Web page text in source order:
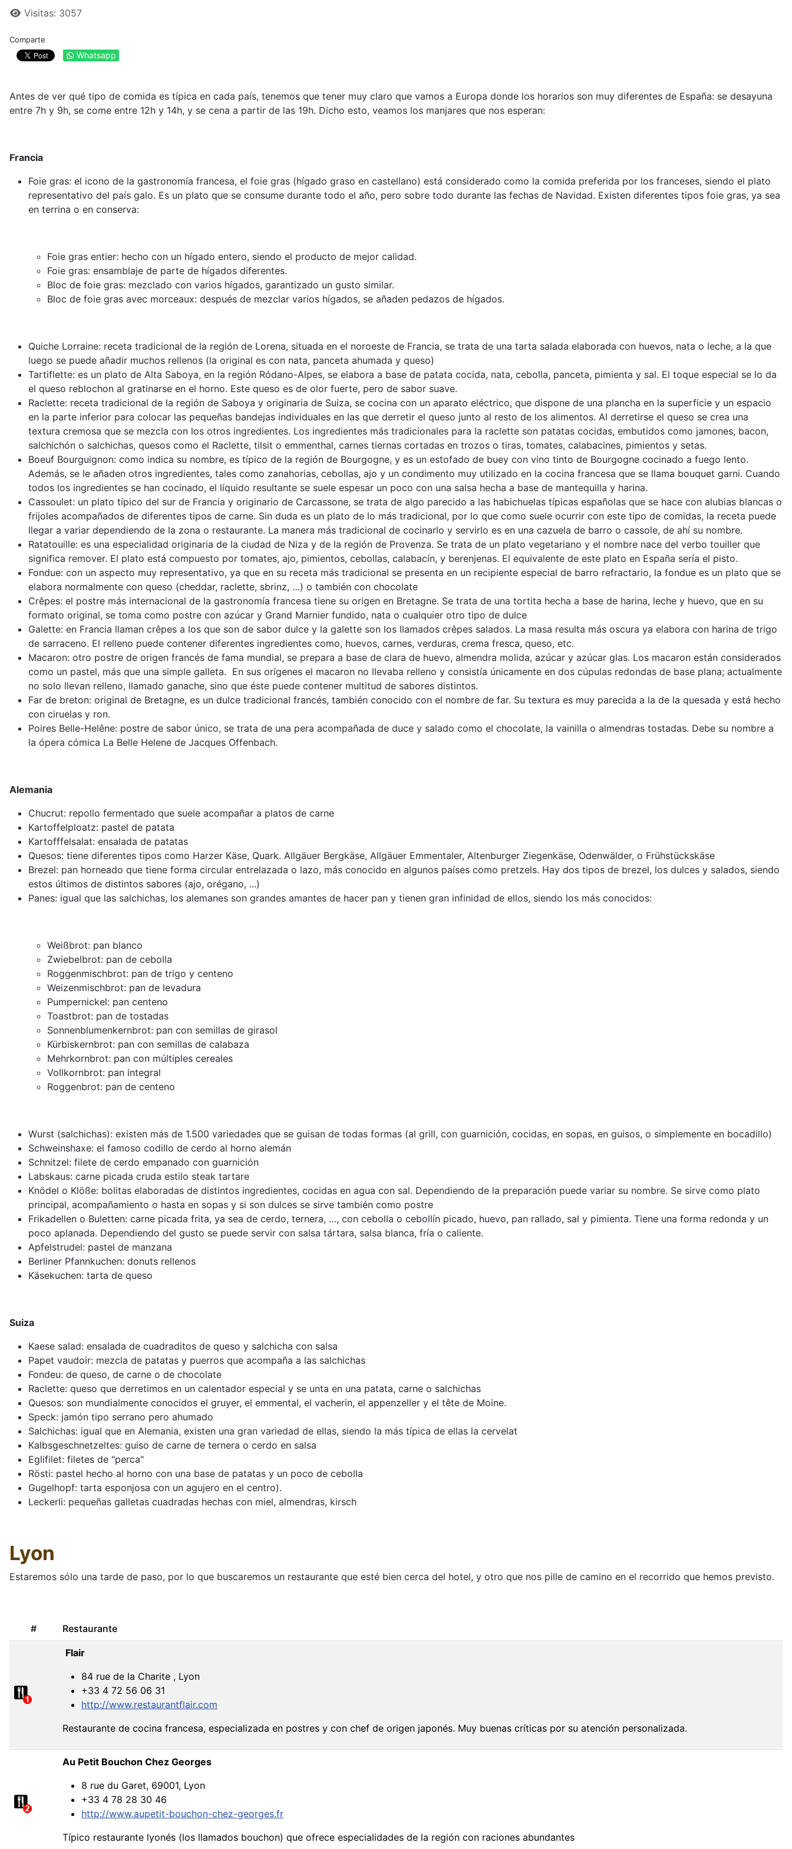
Visitas: 3057
Comparte
Whatsapp
Antes de ver qué tipo de comida es típica en cada país, tenemos que tener muy claro que vamos a Europa donde los horarios son muy diferentes de España: se desayuna
entre 7h y 9h, se come entre 12h y 14h, y se cena a partir de las 19h. Dicho esto, veamos los manjares que nos esperan:
Francia
Foie gras: el icono de la gastronomía francesa, el foie gras (hígado graso en castellano) está considerado como la comida preferida por los franceses, siendo el plato
representativo del país galo. Es un plato que se consume durante todo el año, pero sobre todo durante las fechas de Navidad. Existen diferentes tipos foie gras, ya sea
en terrina o en conserva:
Foie gras entier: hecho con un hígado entero, siendo el producto de mejor calidad.
Foie gras: ensamblaje de parte de hígados diferentes.
Bloc de foie gras: mezclado con varios hígados, garantizado un gusto similar.
Bloc de foie gras avec morceaux: después de mezclar varios hígados, se añaden pedazos de hígados.
Quiche Lorraine: receta tradicional de la región de Lorena, situada en el noroeste de Francia, se trata de una tarta salada elaborada con huevos, nata o leche, a la que
luego se puede añadir muchos rellenos (la original es con nata, panceta ahumada y queso)
Tartiflette: es un plato de Alta Saboya, en la región Ródano-Alpes, se elabora a base de patata cocida, nata, cebolla, panceta, pimienta y sal. El toque especial se lo da
el queso reblochon al gratinarse en el horno. Este queso es de olor fuerte, pero de sabor suave.
Raclette: receta tradicional de la región de Saboya y originaria de Suiza, se cocina con un aparato eléctrico, que dispone de una plancha en la superficie y un espacio
en la parte inferior para colocar las pequeñas bandejas individuales en las que derretir el queso junto al resto de los alimentos. Al derretirse el queso se crea una
textura cremosa que se mezcla con los otros ingredientes. Los ingredientes más tradicionales para la raclette son patatas cocidas, embutidos como jamones, bacon,
salchichón o salchichas, quesos como el Raclette, tilsit o emmenthal, carnes tiernas cortadas en trozos o tiras, tomates, calabacines, pimientos y setas.
Boeuf Bourguignon: como indica su nombre, es típico de la región de Bourgogne, y es un estofado de buey con vino tinto de Bourgogne cocinado a fuego lento.
Además, se le añaden otros ingredientes, tales como zanahorias, cebollas, ajo y un condimento muy utilizado en la cocina francesa que se llama bouquet garni. Cuando
todos los ingredientes se han cocinado, el líquido resultante se suele espesar un poco con una salsa hecha a base de mantequilla y harina.
Cassoulet: un plato típico del sur de Francia y originario de Carcassone, se trata de algo parecido a las habichuelas típicas españolas que se hace con alubias blancas o
frijoles acompañados de diferentes tipos de carne. Sin duda es un plato de lo más tradicional, por lo que como suele ocurrir con este tipo de comidas, la receta puede
llegar a variar dependiendo de la zona o restaurante. La manera más tradicional de cocinarlo y servirlo es en una cazuela de barro o cassole, de ahí su nombre.
Ratatouille: es una especialidad originaria de la ciudad de Niza y de la región de Provenza. Se trata de un plato vegetariano y el nombre nace del verbo touiller que
significa remover. El plato está compuesto por tomates, ajo, pimientos, cebollas, calabacín, y berenjenas. El equivalente de este plato en España sería el pisto.
Fondue: con un aspecto muy representativo, ya que en su receta más tradicional se presenta en un recipiente especial de barro refractario, la fondue es un plato que se
elabora normalmente con queso (cheddar, raclette, sbrinz, …) o también con chocolate
Crêpes: el postre más internacional de la gastronomía francesa tiene su origen en Bretagne. Se trata de una tortita hecha a base de harina, leche y huevo, que en su
formato original, se toma como postre con azúcar y Grand Marnier fundido, nata o cualquier otro tipo de dulce
Galette: en Francia llaman crêpes a los que son de sabor dulce y la galette son los llamados crêpes salados. La masa resulta más oscura ya elabora con harina de trigo
de sarraceno. El relleno puede contener diferentes ingredientes como, huevos, carnes, verduras, crema fresca, queso, etc.
Macaron: otro postre de origen francés de fama mundial, se prepara a base de clara de huevo, almendra molida, azúcar y azúcar glas. Los macaron están considerados
como un pastel, más que una simple galleta. En sus orígenes el macaron no llevaba relleno y consistía únicamente en dos cúpulas redondas de base plana; actualmente
no solo llevan relleno, llamado ganache, sino que éste puede contener multitud de sabores distintos.
Far de breton: original de Bretagne, es un dulce tradicional francés, también conocido con el nombre de far. Su textura es muy parecida a la de la quesada y está hecho
con ciruelas y ron.
Poires Belle-Helêne: postre de sabor único, se trata de una pera acompañada de duce y salado como el chocolate, la vainilla o almendras tostadas. Debe su nombre a
la ópera cómica La Belle Helene de Jacques Offenbach.
Alemania
Chucrut: repollo fermentado que suele acompañar a platos de carne
Kartoffelploatz: pastel de patata
Kartofffelsalat: ensalada de patatas
Quesos: tiene diferentes tipos como Harzer Käse, Quark. Allgäuer Bergkäse, Allgäuer Emmentaler, Altenburger Ziegenkäse, Odenwälder, o Frühstückskäse
Brezel: pan horneado que tiene forma circular entrelazada o lazo, más conocido en algunos países como pretzels. Hay dos tipos de brezel, los dulces y salados, siendo
estos últimos de distintos sabores (ajo, orégano, ...)
Panes: igual que las salchichas, los alemanes son grandes amantes de hacer pan y tienen gran infinidad de ellos, siendo los más conocidos:
Weißbrot: pan blanco
Zwiebelbrot: pan de cebolla
Roggenmischbrot: pan de trigo y centeno
Weizenmischbrot: pan de levadura
Pumpernickel: pan centeno
Toastbrot: pan de tostadas
Sonnenblumenkernbrot: pan con semillas de girasol
Kürbiskernbrot: pan con semillas de calabaza
Mehrkornbrot: pan con múltiples cereales
Vollkornbrot: pan integral
Roggenbrot: pan de centeno
Wurst (salchichas): existen más de 1.500 variedades que se guisan de todas formas (al grill, con guarnición, cocidas, en sopas, en guisos, o simplemente en bocadillo)
Schweinshaxe: el famoso codillo de cerdo al horno alemán
Schnitzel: filete de cerdo empanado con guarnición
Labskaus: carne picada cruda estilo steak tartare
Knödel o Klöße: bolitas elaboradas de distintos ingredientes, cocidas en agua con sal. Dependiendo de la preparación puede variar su nombre. Se sirve como plato
principal, acompañamiento o hasta en sopas y si son dulces se sirve también como postre
Frikadellen o Buletten: carne picada frita, ya sea de cerdo, ternera, …, con cebolla o cebollín picado, huevo, pan rallado, sal y pimienta. Tiene una forma redonda y un
poco aplanada. Dependiendo del gusto se puede servir con salsa tártara, salsa blanca, fría o caliente.
Apfelstrudel: pastel de manzana
Berliner Pfannkuchen: donuts rellenos
Käsekuchen: tarta de queso
Suiza
Kaese salad: ensalada de cuadraditos de queso y salchicha con salsa
Papet vaudoir: mezcla de patatas y puerros que acompaña a las salchichas
Fondeu: de queso, de carne o de chocolate
Raclette: queso que derretimos en un calentador especial y se unta en una patata, carne o salchichas
Quesos: son mundialmente conocidos el gruyer, el emmental, el vacherin, el appenzeller y el tête de Moine.
Speck: jamón tipo serrano pero ahumado
Salchichas: igual que en Alemania, existen una gran variedad de ellas, siendo la más típica de ellas la cervelat
Kalbsgeschnetzeltes: guiso de carne de ternera o cerdo en salsa
Eglifilet: filetes de "perca"
Rösti: pastel hecho al horno con una base de patatas y un poco de cebolla
Gugelhopf: tarta esponjosa con un agujero en el centro).
Leckerli: pequeñas galletas cuadradas hechas con miel, almendras, kirsch
Lyon
Estaremos sólo una tarde de paso, por lo que buscaremos un restaurante que esté bien cerca del hotel, y otro que nos pille de camino en el recorrido que hemos previsto.
# Restaurante
Flair
84 rue de la Charite , Lyon
+33 4 72 56 06 31
http://www.restaurantflair.com
Restaurante de cocina francesa, especializada en postres y con chef de origen japonés. Muy buenas críticas por su atención personalizada.
Au Petit Bouchon Chez Georges
8 rue du Garet, 69001, Lyon
+33 4 78 28 30 46
http://www.aupetit-bouchon-chez-georges.fr
Típico restaurante lyonés (los llamados bouchon) que ofrece especialidades de la región con raciones abundantes